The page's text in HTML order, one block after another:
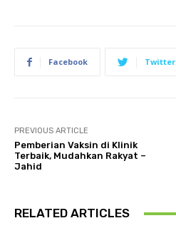
Facebook Twitter
PREVIOUS ARTICLE
Pemberian Vaksin di Klinik
Terbaik, Mudahkan Rakyat –
Jahid
RELATED ARTICLES